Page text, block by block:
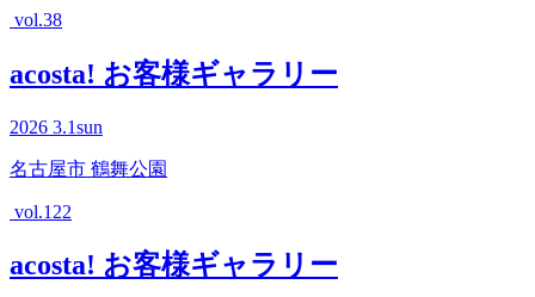
vol.38
acosta! お客様ギャラリー
2026 3.1sun
名古屋市 鶴舞公園
vol.122
acosta! お客様ギャラリー